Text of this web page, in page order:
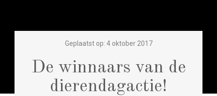
Geplaatst op: 4 oktober 2017
De winnaars van de
dierendagactie!